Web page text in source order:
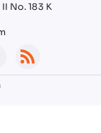
No. 183 K